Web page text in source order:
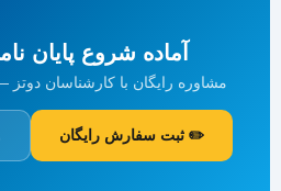
آماده شروع پایان
مشاوره رایگان با کارشناسان دوتز
✏️ ثبت سفارش رایگان